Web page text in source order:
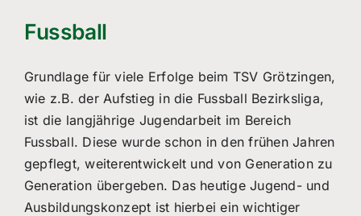
Fussball
Grundlage für viele Erfolge beim TSV Grötzingen,
wie z.B. der Aufstieg in die Fussball Bezirksliga,
ist die langjährige Jugendarbeit im Bereich
Fussball. Diese wurde schon in den frühen Jahren
gepflegt, weiterentwickelt und von Generation zu
Generation übergeben. Das heutige Jugend- und
Ausbildungskonzept ist hierbei ein wichtiger